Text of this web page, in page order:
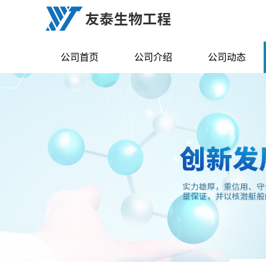
公司首页 公司介绍 公司动态